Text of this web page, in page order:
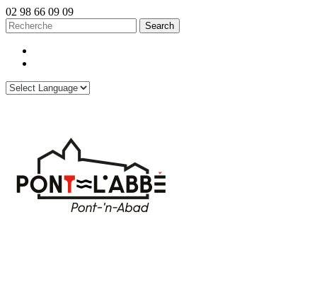
02 98 66 09 09